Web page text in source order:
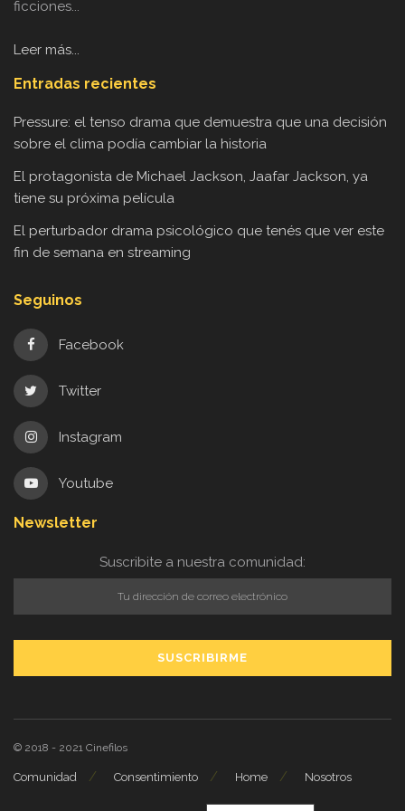
ficciones...
Leer más...
Entradas recientes
Pressure: el tenso drama que demuestra que una decisión
sobre el clima podía cambiar la historia
El protagonista de Michael Jackson, Jaafar Jackson, ya
tiene su próxima película
El perturbador drama psicológico que tenés que ver este
fin de semana en streaming
Seguinos
Facebook
Twitter
Instagram
Youtube
Newsletter
Suscribite a nuestra comunidad:
© 2018 - 2021 Cinefilos
Comunidad Consentimiento Home Nosotros